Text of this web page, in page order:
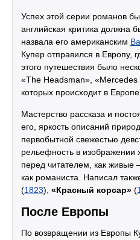
Успех этой серии романов
английская критика должна
назвала его американским
Купер отправился в Европу,
этого путешествия было
«The Headsman», «Mercedes
которых происходит в Европе.
Мастерство рассказа и
его, яркость описаний
первобытной свежестью
рельефность в изображении
перед читателем, как живые
как романиста. Написал
(1823), «Красный корсар» (
После Европы
По возвращении из Европы